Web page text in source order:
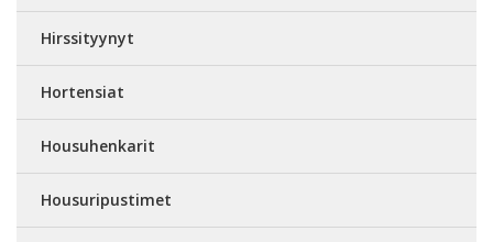
Hirssityynyt
Hortensiat
Housuhenkarit
Housuripustimet